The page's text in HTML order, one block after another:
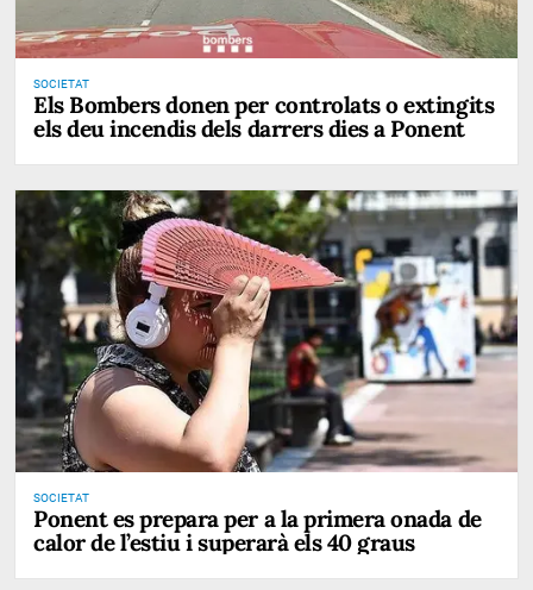
SOCIETAT
Els Bombers donen per controlats o extingits
els deu incendis dels darrers dies a Ponent
SOCIETAT
Ponent es prepara per a la primera onada de
calor de l’estiu i superarà els 40 graus